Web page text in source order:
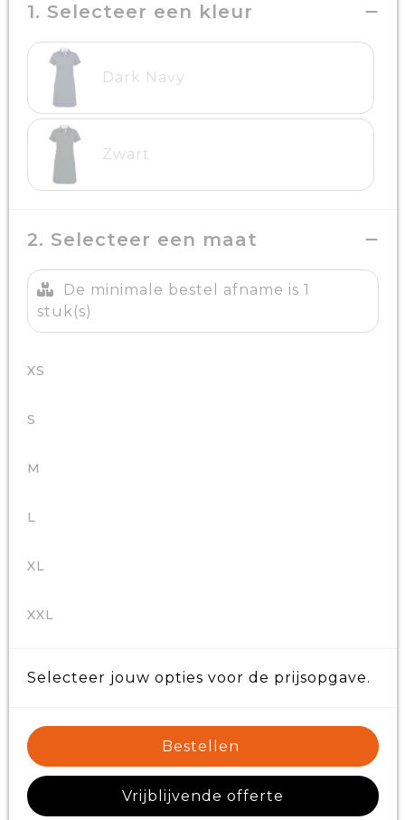
1. Selecteer een kleur
Dark Navy
Zwart
2. Selecteer een maat
De minimale bestel afname is 1
stuk(s)
XS
S
M
L
XL
XXL
Selecteer jouw opties voor de prijsopgave.
Bestellen
Vrijblijvende offerte